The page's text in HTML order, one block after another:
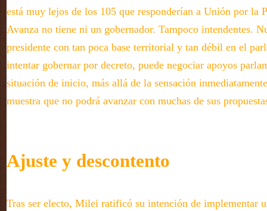
está muy lejos de los 105 que responderían a Unión por la
Avanza no tiene ni un gobernador. Tampoco intendentes.
presidente con tan poca base territorial y tan débil en el
intentar gobernar por decreto, puede negociar apoyos
situación de inicio, más allá de la sensación
muestra que no podrá avanzar con muchas de sus
Ajuste y descontento
Tras ser electo, Milei ratificó su intención de implementar